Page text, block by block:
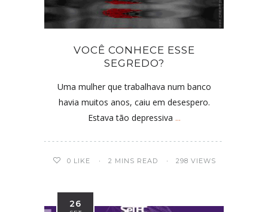
VOCÊ CONHECE ESSE
SEGREDO?
Uma mulher que trabalhava num banco
havia muitos anos, caiu em desespero.
Estava tão depressiva ...
0 LIKE 2 MINS READ 298 VIEWS
26